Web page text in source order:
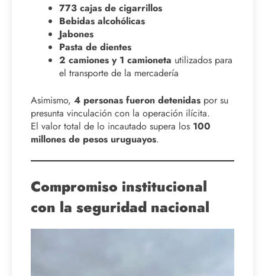
773 cajas de cigarrillos
Bebidas alcohólicas
Jabones
Pasta de dientes
2 camiones y 1 camioneta utilizados para
el transporte de la mercadería
Asimismo, 4 personas fueron detenidas por su
presunta vinculación con la operación ilícita.
El valor total de lo incautado supera los 100
millones de pesos uruguayos.
Compromiso institucional
con la seguridad nacional